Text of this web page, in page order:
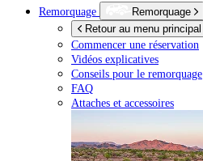
Remorquage
Remorquage
Retour au menu principal
Commencer une réservation
Vidéos explicatives
Conseils pour le remorquage
FAQ
Attaches et accessoires